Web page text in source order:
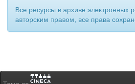
Все ресурсы в архиве электронных
авторским правом, все права